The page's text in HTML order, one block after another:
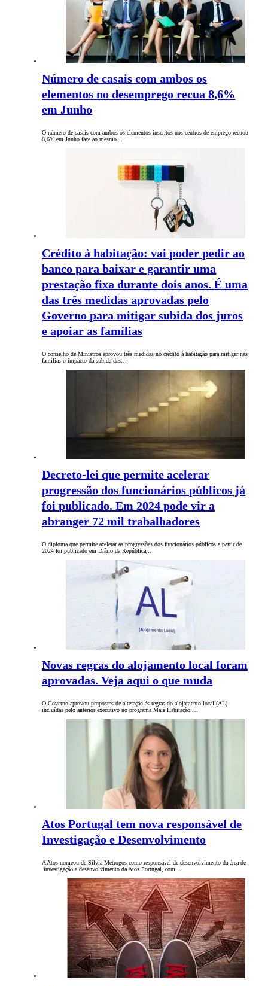
Número de casais com ambos os
elementos no desemprego recua 8,6%
em Junho
O número de casais com ambos os elementos inscritos nos centros de emprego recuou
8,6% em Junho face ao mesmo…
Crédito à habitação: vai poder pedir ao
banco para baixar e garantir uma
prestação fixa durante dois anos. É uma
das três medidas aprovadas pelo
Governo para mitigar subida dos juros
e apoiar as famílias
O conselho de Ministros aprovou três medidas no crédito à habitação para mitigar nas
famílias o impacto da subida das…
Decreto-lei que permite acelerar
progressão dos funcionários públicos já
foi publicado. Em 2024 pode vir a
abranger 72 mil trabalhadores
O diploma que permite acelerar as progressões dos funcionários públicos a partir de
2024 foi publicado em Diário da República,…
Novas regras do alojamento local foram
aprovadas. Veja aqui o que muda
O Governo aprovou propostas de alteração às regras do alojamento local (AL)
incluídas pelo anterior executivo no programa Mais Habitação,…
Atos Portugal tem nova responsável de
Investigação e Desenvolvimento
A Atos nomeou de Silvia Metrogos como responsável de desenvolvimento da área de
investigação e desenvolvimento da Atos Portugal, com…